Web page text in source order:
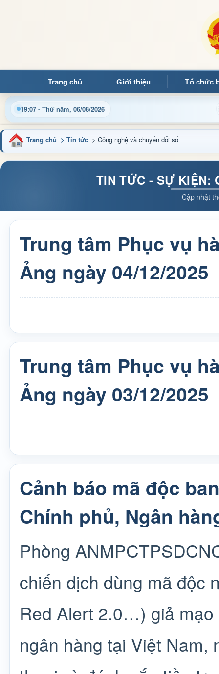
Trang chủ Giới thiệu Tổ chức
19:07 - Thứ năm, 06/08/2026
mừng quý bạn đọc đến với Trang thông tin điện tử xã
Trang chủ > Tin tức > Công nghệ và chuyển đổi số
TIN TỨC - SỰ KIỆN:
Cập nhật
Trung tâm Phục vụ
Ảng ngày 04/12/2025
Trung tâm Phục vụ
Ảng ngày 03/12/2025
Cảnh báo mã độc
Chính phủ, Ngân
Phòng
chiến dịch dùng mã độc
Red Alert 2.0…) giả
ngân hàng tại Việt Nam,